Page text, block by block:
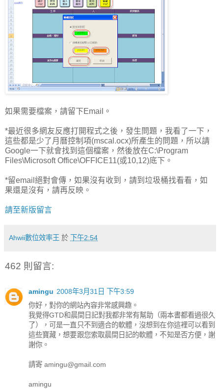
如果需要檔案，請留下Email。
*最近很多網友反應打開程式之後，發生問題，我看了一下，
這些都是少了月曆控制項(mscal.ocx)所產生的問題，所以請
Google一下就會找到這個檔案，然後放在C:\Program
Files\Microsoft Office\OFFICE11(或10,12)底下。
*留email絕對會傳，如果沒有收到，請到垃圾桶找看看，如
果還是沒有，請再反映。
請至新版留言
Ahwii數位效率王 於 下午2:54
462 則留言:
amingu 2008年3月31日 下午3:59
你好，對你的網站內容非常感興趣。
我覺得GTD和晨間日記對我都非常有幫助（兩本書都看過很久
了），可是一直只不到適合的軟體，沒想到在你這裡可以看到
這些寶藏，想要跟您索取晨間日記的軟體，不知是否方便，謝
謝你。
請寄 amingu@gmail.com
amingu